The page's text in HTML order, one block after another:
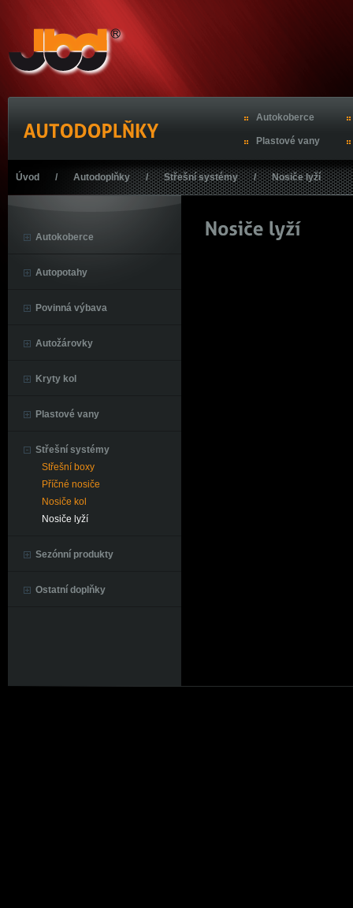
Autokoberce
Plastové vany
Úvod / Autodoplňky / Střešní systémy / Nosiče lyží
Autokoberce
Autopotahy
Povinná výbava
Autožárovky
Kryty kol
Plastové vany
Střešní systémy
Střešní boxy
Příčné nosiče
Nosiče kol
Nosiče lyží
Sezónní produkty
Ostatní doplňky